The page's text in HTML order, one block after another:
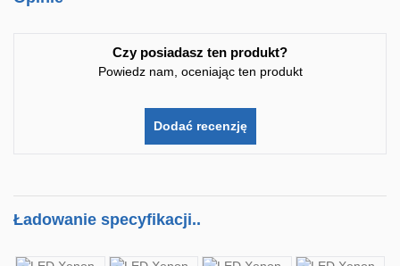
Czy posiadasz ten produkt?
Powiedz nam, oceniając ten produkt
Dodać recenzję
Ładowanie specyfikacji..